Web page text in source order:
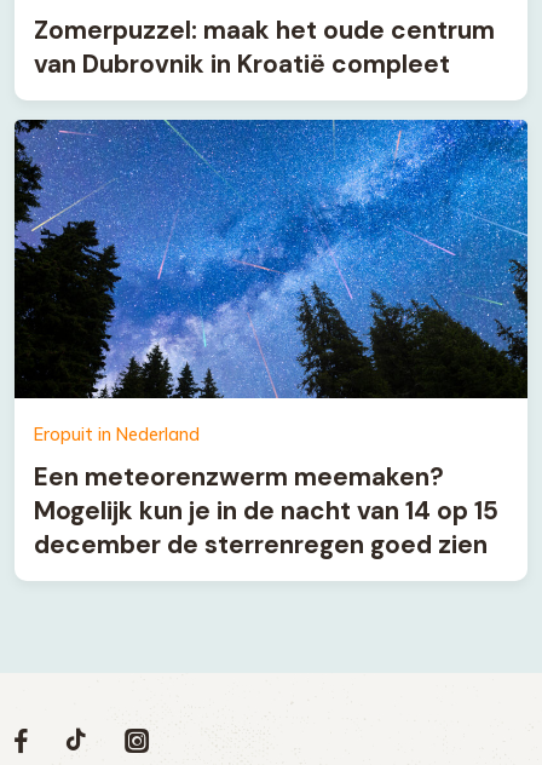
Zomerpuzzel: maak het oude centrum
van Dubrovnik in Kroatië compleet
Eropuit in Nederland
Een meteorenzwerm meemaken?
Mogelijk kun je in de nacht van 14 op 15
december de sterrenregen goed zien
Volg
Social
Volg
Volg
Volg